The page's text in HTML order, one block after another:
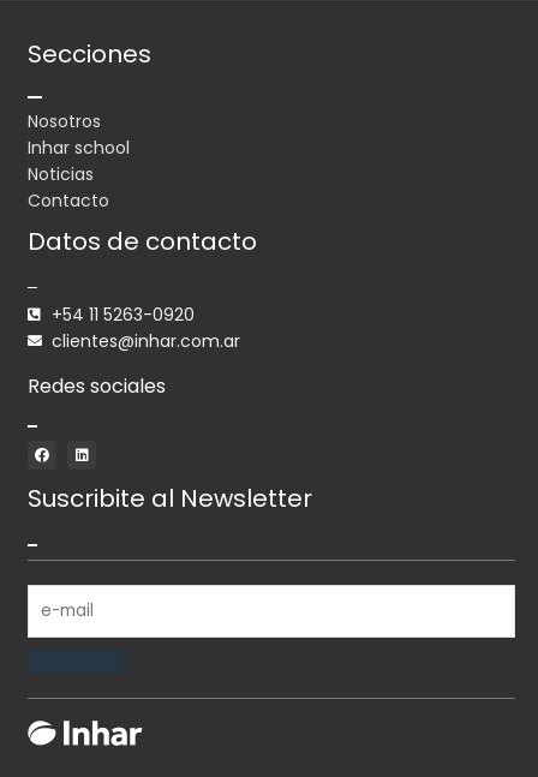
Secciones
Nosotros
Inhar school
Noticias
Contacto
Datos de contacto
+54 11 5263-0920
clientes@inhar.com.ar
Redes sociales
F
a
e
b
L
i
k
e
Suscribite al Newsletter